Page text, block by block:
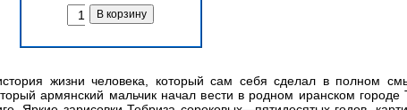
жизни человека, который сам себя сделал в полном
армянский мальчик начал вести в родном иранском